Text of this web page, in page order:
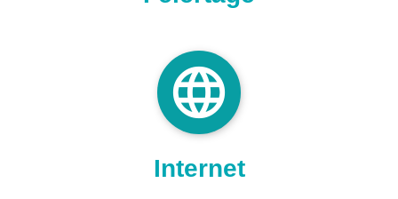
language
Internet